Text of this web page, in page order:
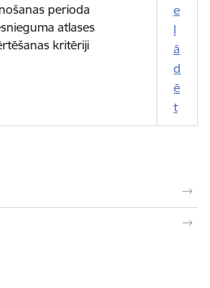
perioda
atlases
kritēriji
e
l
ā
d
ē
t